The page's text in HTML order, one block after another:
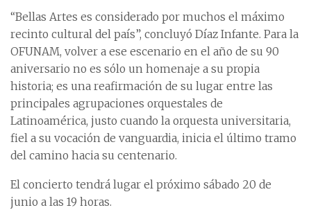
“Bellas Artes es considerado por muchos el máximo
recinto cultural del país”, concluyó Díaz Infante. Para la
OFUNAM, volver a ese escenario en el año de su 90
aniversario no es sólo un homenaje a su propia
historia; es una reafirmación de su lugar entre las
principales agrupaciones orquestales de
Latinoamérica, justo cuando la orquesta universitaria,
fiel a su vocación de vanguardia, inicia el último tramo
del camino hacia su centenario.
El concierto tendrá lugar el próximo sábado 20 de
junio a las 19 horas.